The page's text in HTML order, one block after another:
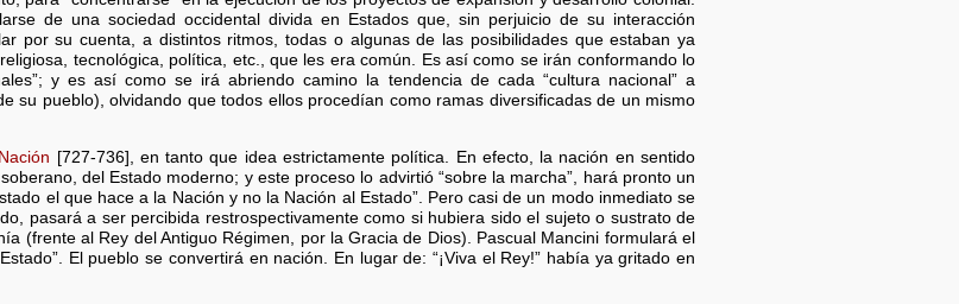
de una sociedad occidental divida en Estados que, sin perjuicio de su interacción
por su cuenta, a distintos ritmos, todas o algunas de las posibilidades que estaban ya
tecnológica, política, etc., que les era común. Es así como se irán conformando lo
y es así como se irá abriendo camino la tendencia de cada “cultura nacional” a
su pueblo), olvidando que todos ellos procedían como ramas diversificadas de un mismo
[727-736], en tanto que idea estrictamente política. En efecto, la nación en sentido
del Estado moderno; y este proceso lo advirtió “sobre la marcha”, hará pronto un
el que hace a la Nación y no la Nación al Estado”. Pero casi de un modo inmediato se
pasará a ser percibida restrospectivamente como si hubiera sido el sujeto o sustrato de
(frente al Rey del Antiguo Régimen, por la Gracia de Dios). Pascual Mancini formulará el
El pueblo se convertirá en nación. En lugar de: “¡Viva el Rey!” había ya gritado en